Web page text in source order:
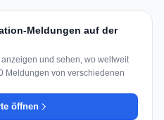
Meldungen auf der
und sehen, wo weltweit
Meldungen von verschiedenen
öffnen